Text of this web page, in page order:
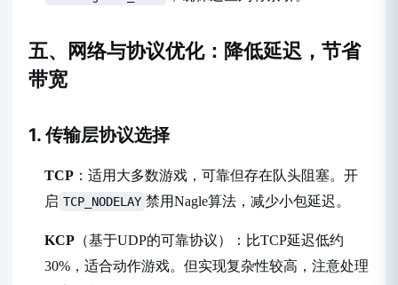
五、网络与协议优化：降低延迟，节省
带宽
1. 传输层协议选择
TCP ：适用大多数游戏，可靠但存在队头阻塞。开
启 TCP_NODELAY 禁用Nagle算法，减少小包延迟。
KCP （基于UDP的可靠协议）：比TCP延迟低约
30%，适合动作游戏。但实现复杂性较高，注意处理